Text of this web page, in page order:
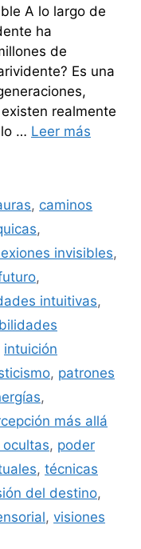
A lo largo de
ha
de
Es una
realmente
… Leer más
, caminos
,
invisibles,
,
intuitivas,
intuición
, patrones
,
más allá
, poder
, técnicas
del destino,
, visiones